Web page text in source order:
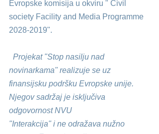
Evropske komisija u okviru " Civil
society Facility and Media Programme
2028-2019".
novinarkama" realizuje se uz
finansijsku podršku Evropske unije.
Njegov sadržaj je isključiva
odgovornost NVU
"Interakcija" i ne odražava nužno